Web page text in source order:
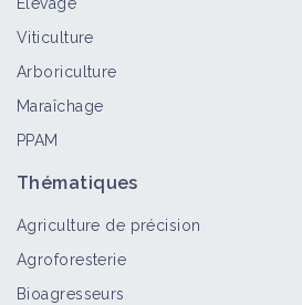
Élevage
Viticulture
Arboriculture
Maraîchage
PPAM
Thématiques
Agriculture de précision
Agroforesterie
Bioagresseurs